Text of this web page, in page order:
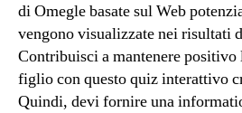
di Omegle basate sul Web
vengono visualizzate nei risultati
Contribuisci a mantenere
figlio con questo quiz interattivo
Quindi, devi fornire una